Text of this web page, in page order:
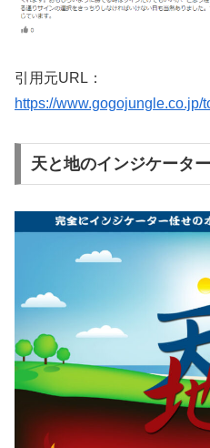
引用元URL：
https://www.gogojungle.co.jp/
天と地のインジケーター